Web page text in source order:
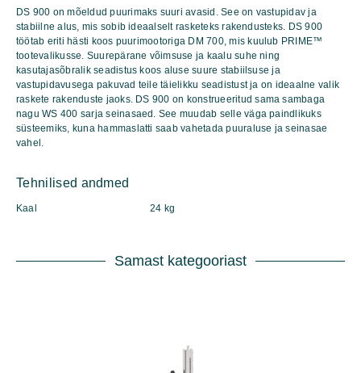
kogus
DS 900 on mõeldud puurimaks suuri avasid. See on vastupidav ja
stabiilne alus, mis sobib ideaalselt rasketeks rakendusteks. DS 900
töötab eriti hästi koos puurimootoriga DM 700, mis kuulub PRIME™
tootevalikusse. Suurepärane võimsuse ja kaalu suhe ning
kasutajasõbralik seadistus koos aluse suure stabiilsuse ja
vastupidavusega pakuvad teile täielikku seadistust ja on ideaalne valik
raskete rakenduste jaoks. DS 900 on konstrueeritud sama sambaga
naguWS 400 sarja seinasaed. See muudab selle väga paindlikuks
süsteemiks, kuna hammaslatti saab vahetada puuraluse ja seinasae
vahel.
Tehnilised andmed
Kaal 24 kg
Samast kategooriast